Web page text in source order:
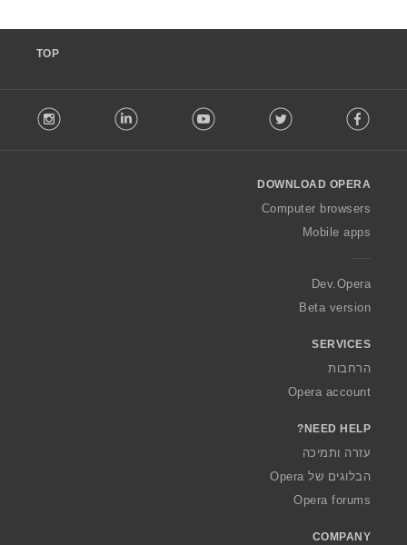
TOP
o
w
O
a
Facebook
Twitter
Youtube
LinkedIn
DOWNLOAD OPERA
Computer browsers
Mobile apps
Dev.Opera
Beta version
SERVICES
הרחבות
Opera account
NEED HELP?
עזרה ותמיכה
הבלוגים של Opera
Opera forums
COMPANY